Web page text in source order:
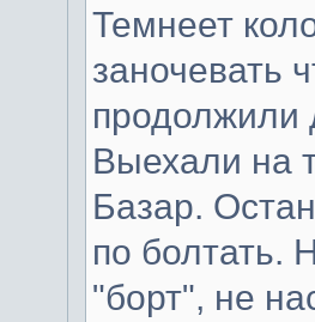
Темнеет
заночевать
продолжили
Выехали на
Базар.
по болтать.
"борт", не